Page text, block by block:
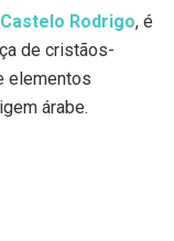
Castelo Rodrigo, é
de cristãos-
elementos
árabe.